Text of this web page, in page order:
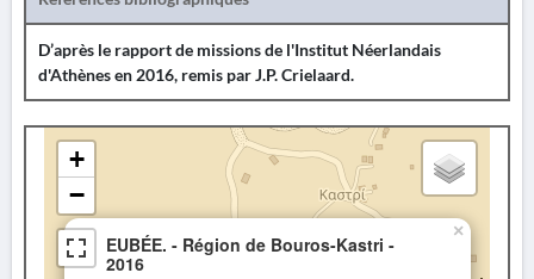
D’après le rapport de missions de l'Institut Néerlandais
d'Athènes en 2016, remis par J.P. Crielaard.
EUBÉE. - Région de Bouros-Kastri -
2016
×
+
−